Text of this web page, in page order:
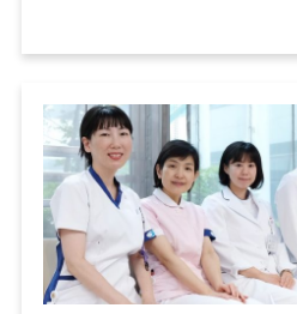
アを行うことで合併症の
作用の軽減に繋がります
通じて入院患者さんの治
口腔ケアチームが一丸とな
きます。 患者さんへ 退
アを希望される方は、当
日が決まりましたら、か
頂くか、かかりつけ歯科
聴覚士にて構成され、
た。現在は肝臓内科系と
養になる可能性のある入
（栄養状態を維持または改
っています。 患者さん一
評価し、必要な栄養量（
質、水分など）と投与方法